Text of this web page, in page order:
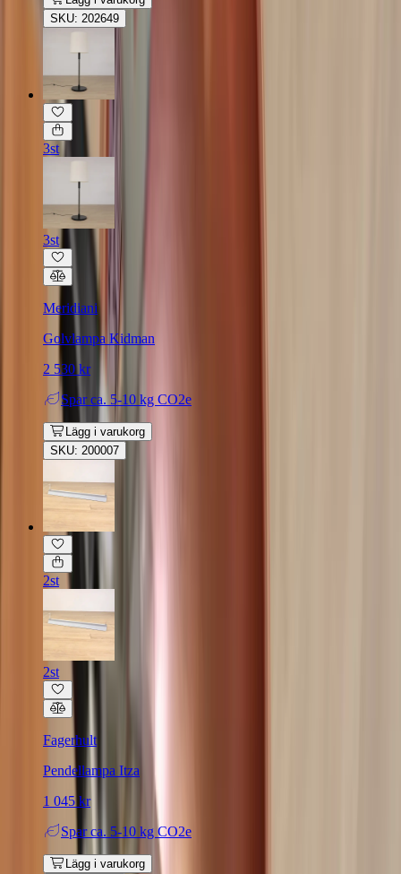
SKU: 202649
3st
3st
Meridiani
Golvlampa Kidman
2 530 kr
Spar ca. 5-10 kg CO2e
Lägg i varukorg
SKU: 200007
2st
2st
Fagerhult
Pendellampa Itza
1 045 kr
Spar ca. 5-10 kg CO2e
Lägg i varukorg